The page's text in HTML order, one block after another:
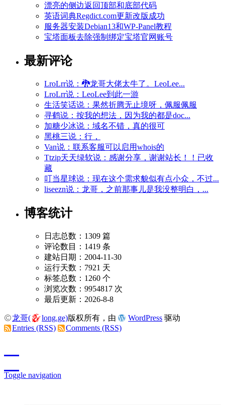
漂亮的侧边返回顶部和底部代码
英语词典Regdict.com更新改版成功
服务器安装Debian13和WP-Panel教程
宝塔面板去除强制绑定宝塔官网账号
最新评论
LroLrr说：🐉龙哥大佬太牛了。LeoLee...
LroLrr说：LeoLee到此一游
生活笑话说：果然折腾无止境呀，佩服佩服
寻鹤说：按我的想法，因为我的都是doc...
加糖少冰说：域名不错，真的很可
黑桃三说：行，
Van说：联系客服可以启用whois的
Ttzip天天绿软说：感谢分享，谢谢站长！！已收
藏
叮当星球说：现在这个需求貌似有点小众，不过...
liseezn说：龙哥，之前那事儿是我没整明白，...
博客统计
日志总数：1309 篇
评论数目：1419 条
建站日期：2004-11-30
运行天数：7921 天
标签总数：1260 个
浏览次数：9954817 次
最后更新：2026-8-8
龙哥( long.ge)版权所有，由 WordPress 驱动
Entries (RSS)
Comments (RSS)
Toggle navigation